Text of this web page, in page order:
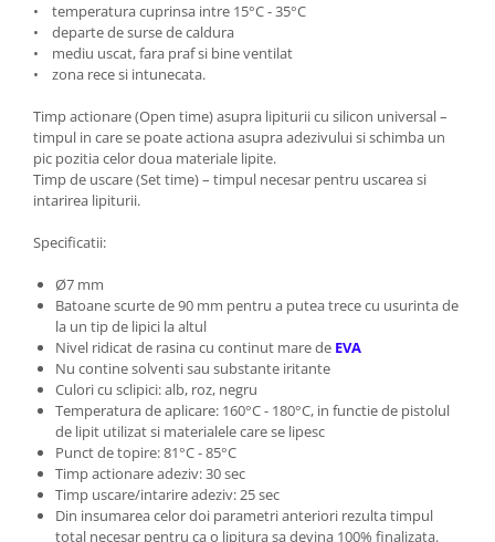
• temperatura cuprinsa intre 15°C - 35°C
• departe de surse de caldura
• mediu uscat, fara praf si bine ventilat
• zona rece si intunecata.
Timp actionare (Open time) asupra lipiturii cu silicon universal –
timpul in care se poate actiona asupra adezivului si schimba un
pic pozitia celor doua materiale lipite.
Timp de uscare (Set time) – timpul necesar pentru uscarea si
intarirea lipiturii.
Specificatii:
Ø7 mm
Batoane scurte de 90 mm pentru a putea trece cu usurinta de
la un tip de lipici la altul
Nivel ridicat de rasina cu continut mare de EVA
Nu contine solventi sau substante iritante
Culori cu sclipici: alb, roz, negru
Temperatura de aplicare: 160°C - 180°C, in functie de pistolul
de lipit utilizat si materialele care se lipesc
Punct de topire: 81°C - 85°C
Timp actionare adeziv: 30 sec
Timp uscare/intarire adeziv: 25 sec
Din insumarea celor doi parametri anteriori rezulta timpul
total necesar pentru ca o lipitura sa devina 100% finalizata.